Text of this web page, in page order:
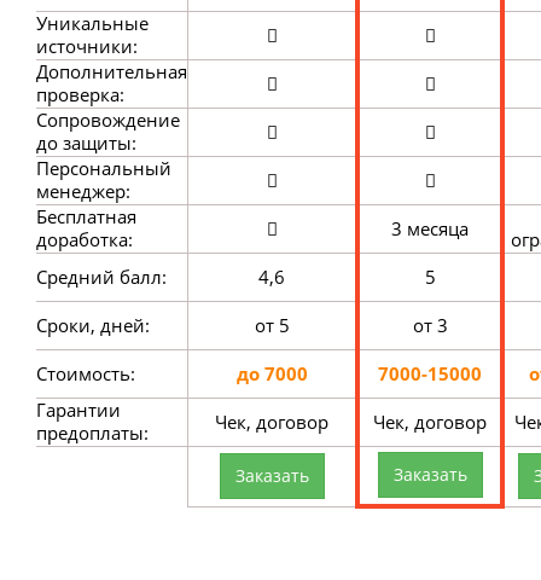
Уникальные
источники:
Дополнительная
проверка:
Сопровождение
до защиты:
Персональный
менеджер:
Бесплатная
доработка:
3 месяца
Средний балл:
4,6
5
Сроки, дней:
от 5
от 3
Стоимость:
до 7000 7000-15000
Гарантии
предоплаты:
Чек, договор Чек, договор
Заказать Заказать